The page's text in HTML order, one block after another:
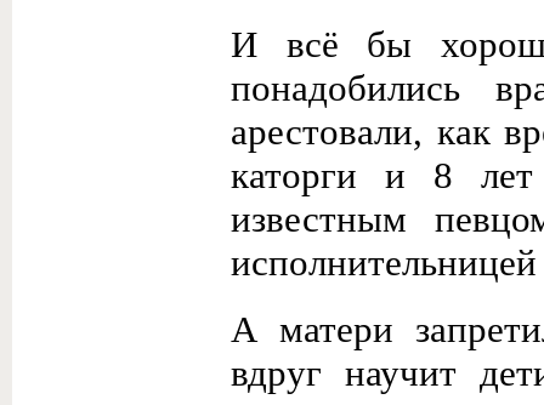
И всё бы
понадобились
арестовали, как
каторги и 8
известным
А матери
вдруг научит